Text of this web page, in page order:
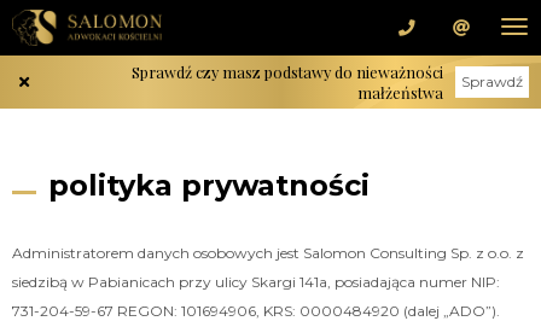
Sprawdź czy masz podstawy do nieważności
małżeństwa
Sprawdź
polityka prywatności
Administratorem danych osobowych jest Salomon Consulting Sp. z o.o. z
siedzibą w Pabianicach przy ulicy Skargi 141a, posiadająca numer NIP:
731-204-59-67 REGON: 101694906, KRS: 0000484920 (dalej „ADO”).